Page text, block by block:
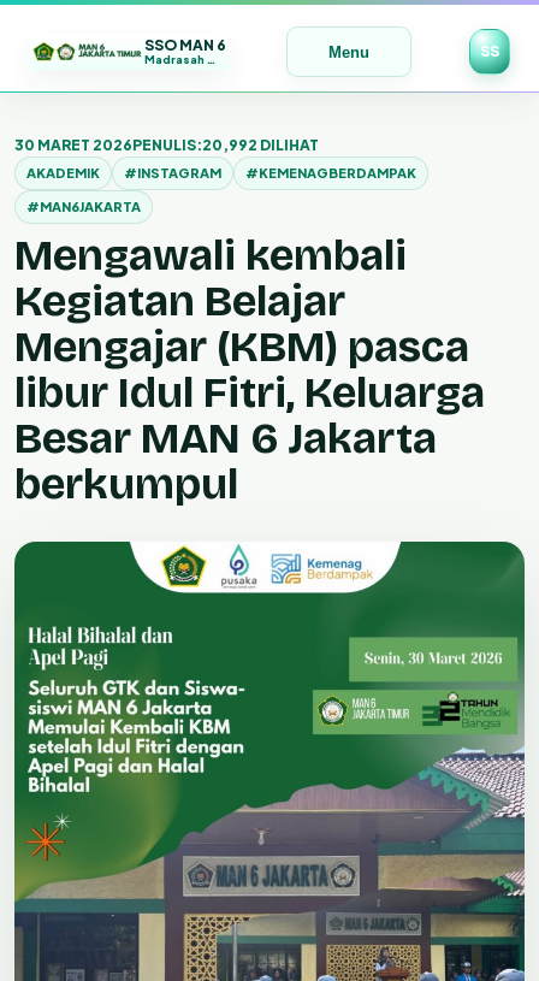
SSO MAN 6
Madrasah Maju | Bermutu | Mendunia Menu SS
ke
konten
30 MARET 2026PENULIS:20,992 DILIHAT
AKADEMIK #INSTAGRAM #KEMENAGBERDAMPAK
#MAN6JAKARTA
Mengawali kembali
Kegiatan Belajar
Mengajar (KBM) pasca
libur Idul Fitri, Keluarga
Besar MAN 6 Jakarta
berkumpul